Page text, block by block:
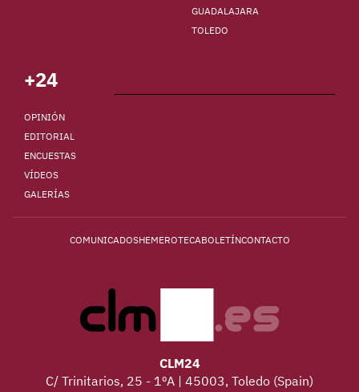
GUADALAJARA
TOLEDO
+24
OPINIÓN
EDITORIAL
ENCUESTAS
VÍDEOS
GALERÍAS
COMUNICADOSHEMEROTECABOLETÍNCONTACTO
CLM24
C/ Trinitarios, 25 - 1ºA | 45003, Toledo (Spain)